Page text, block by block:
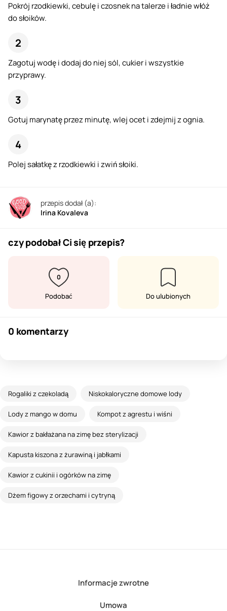
Pokrój rzodkiewki, cebulę i czosnek na talerze i ładnie włóż
do słoików.
Zagotuj wodę i dodaj do niej sól, cukier i wszystkie
przyprawy.
Gotuj marynatę przez minutę, wlej ocet i zdejmij z ognia.
Polej sałatkę z rzodkiewki i zwiń słoiki.
przepis dodał (a):
Irina Kovaleva
czy podobał Ci się przepis?
0
Podobać Do ulubionych
0 komentarzy
Rogaliki z czekoladą Niskokaloryczne domowe lody
Lody z mango w domu Kompot z agrestu i wiśni
Kawior z bakłażana na zimę bez sterylizacji
Kapusta kiszona z żurawiną i jabłkami
Kawior z cukinii i ogórków na zimę
Dżem figowy z orzechami i cytryną
Informacje zwrotne
Umowa